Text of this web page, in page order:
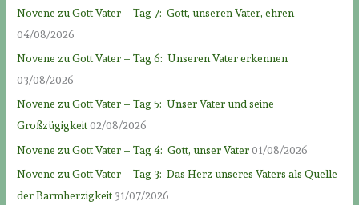
Novene zu Gott Vater – Tag 7: Gott, unseren Vater, ehren
04/08/2026
Novene zu Gott Vater – Tag 6: Unseren Vater erkennen
03/08/2026
Novene zu Gott Vater – Tag 5: Unser Vater und seine
Großzügigkeit02/08/2026
Novene zu Gott Vater – Tag 4: Gott, unser Vater01/08/2026
Novene zu Gott Vater – Tag 3: Das Herz unseres Vaters als Quelle
der Barmherzigkeit 31/07/2026